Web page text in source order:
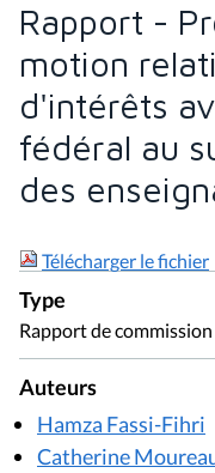
Rapport -
motion
d'intérêts
fédéral au
des
Télécharger le fichier
Type
Rapport de commission
Auteurs
Hamza Fassi-Fihri
Catherine